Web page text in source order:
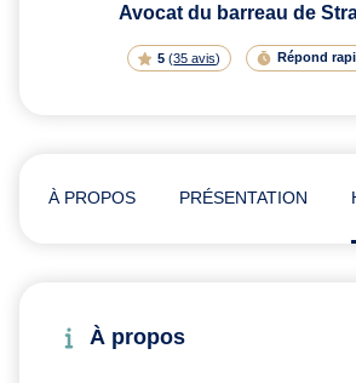
Avocat du barreau de
5(35 avis) Répond
À PROPOS PRÉSENTATION
À propos